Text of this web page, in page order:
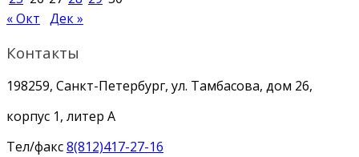
« Окт Дек »
Контакты
198259, Санкт-Петербург, ул. Тамбасова, дом 26,
корпус 1, литер А
Тел/факс8(812)417-27-16